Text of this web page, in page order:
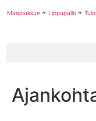
Maajoukkue Lippupallo
Chris